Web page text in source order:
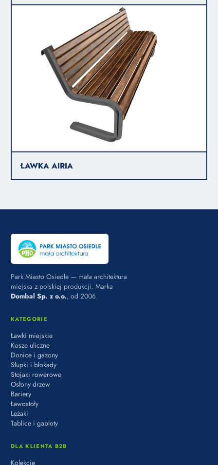
ŁAWKA AIRIA
Park Miasto Osiedle — mała architektura
miejska z polskiej produkcji. Marka
Dombal Sp. z o.o., od 2006.
KATEGORIE
Ławki miejskie
Kosze uliczne
Donice i gazony
Słupki i blokady
Stojaki rowerowe
Osłony drzew
Bariery
Ławostoły
Leżaki
Tablice i gabloty
DLA KLIENTA B2B
Kolekcje